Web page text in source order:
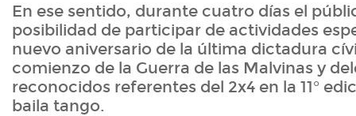
En ese sentido, durante cuatro días el
posibilidad de participar de actividades
nuevo aniversario de la última dictadura
comienzo de la Guerra de las Malvinas y
reconocidos referentes del 2x4 en la 11°
baila tango.